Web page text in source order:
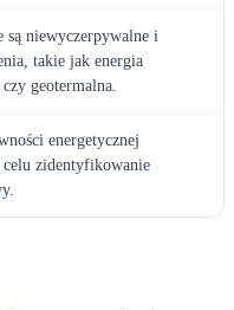
są niewyczerpywalne i
takie jak energia
geotermalna.
energetycznej
zidentyfikowanie